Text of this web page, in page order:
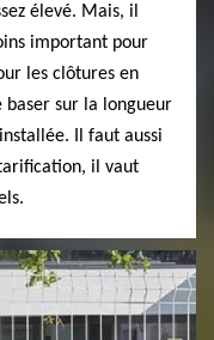
élevé. Mais, il
important pour
les clôtures en
baser sur la longueur
Il faut aussi
il vaut